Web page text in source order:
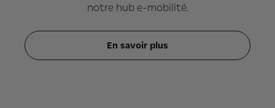
notre hub e-mobilité.
En savoir plus